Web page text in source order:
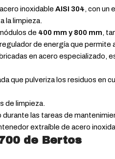
inoxidable AISI 304, con un
la limpieza.
de 400 mm y 800 mm,
de energía que permite
en acero especializado,
que pulveriza los residuos en
de limpieza.
las tareas de
extraíble de acero
de Bertos